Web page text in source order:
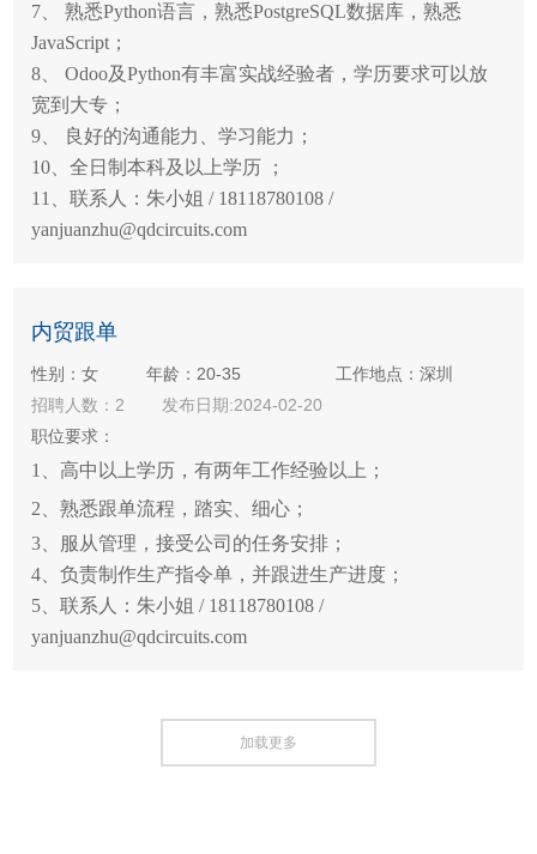
7、 熟悉Python语言，熟悉PostgreSQL数据库，熟悉
JavaScript；
8、 Odoo及Python有丰富实战经验者，学历要求可以放
宽到大专；
9、 良好的沟通能力、学习能力；
10、全日制本科及以上学历 ；
11、联系人：朱小姐 / 18118780108 /
yanjuanzhu@qdcircuits.com
内贸跟单
性别：女 年龄：20-35
工作地点：深圳
招聘人数：2
发布日期:2024-02-20
职位要求：
1、高中以上学历，有两年工作经验以上；
2、熟悉跟单流程，踏实、细心；
3、服从管理，接受公司的任务安排；
4、负责制作生产指令单，并跟进生产进度；
5、联系人：朱小姐 / 18118780108 /
yanjuanzhu@qdcircuits.com
加载更多